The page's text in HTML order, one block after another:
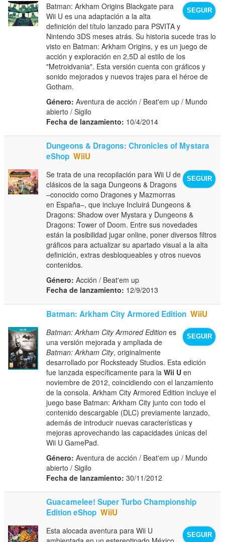
SEGUIR
Batman: Arkham Origins Blackgate para
Wii U es una adaptación a la alta
definición del título lanzado para PSVITA y
Nintendo 3DS meses atrás. Su historia sucede tras lo
visto en Batman: Arkham Origins, y es un juego de
acción y exploración en 2,5D al estilo de los
"Metroidvania". Esta versión cuenta con gráficos y
sonido mejorados y nuevos trajes para el héroe de
Gotham.
Género: Aventura de acción / Beat'em up / Mundo
abierto / Sigilo
Fecha de lanzamiento: 10/4/2014
Dungeons & Dragons: Chronicles of Mystara
eShop WiiU
SEGUIR
Se trata de una recopilación para Wii U de
clásicos de la saga Dungeons & Dragons
–conocido como Dragones y Mazmorras
en España–, que incluye Incluirá Dungeons &
Dragons: Shadow over Mystara y Dungeons &
Dragons: Tower of Doom. Entre sus novedades
están la posibilidad jugar online, poner diversos filtros
gráficos para actualizar su apartado visual a la alta
definición, extras desbloqueables y otros nuevos
contenidos.
Género: Acción / Beat'em up
Fecha de lanzamiento: 12/9/2013
Batman: Arkham City Armored Edition WiiU
SEGUIR
Batman: Arkham City Armored Edition es
una versión mejorada y ampliada de
Batman: Arkham City, originalmente
desarrollado por Rocksteady Studios. Esta edición
fue lanzada específicamente para laWii U en
noviembre de 2012, coincidiendo con el lanzamiento
de la consola. Arkham City Armored Edition incluye el
juego base Batman: Arkham City junto con todo el
contenido descargable (DLC) previamente lanzado,
además de introducir nuevas características y
mejoras aprovechando las capacidades únicas del
Wii U GamePad.
Género: Aventura de acción / Beat'em up / Mundo
abierto / Sigilo
Fecha de lanzamiento: 30/11/2012
Guacamelee! Super Turbo Championship
Edition eShop WiiU
SEGUIR
Esta alocada aventura para Wii U